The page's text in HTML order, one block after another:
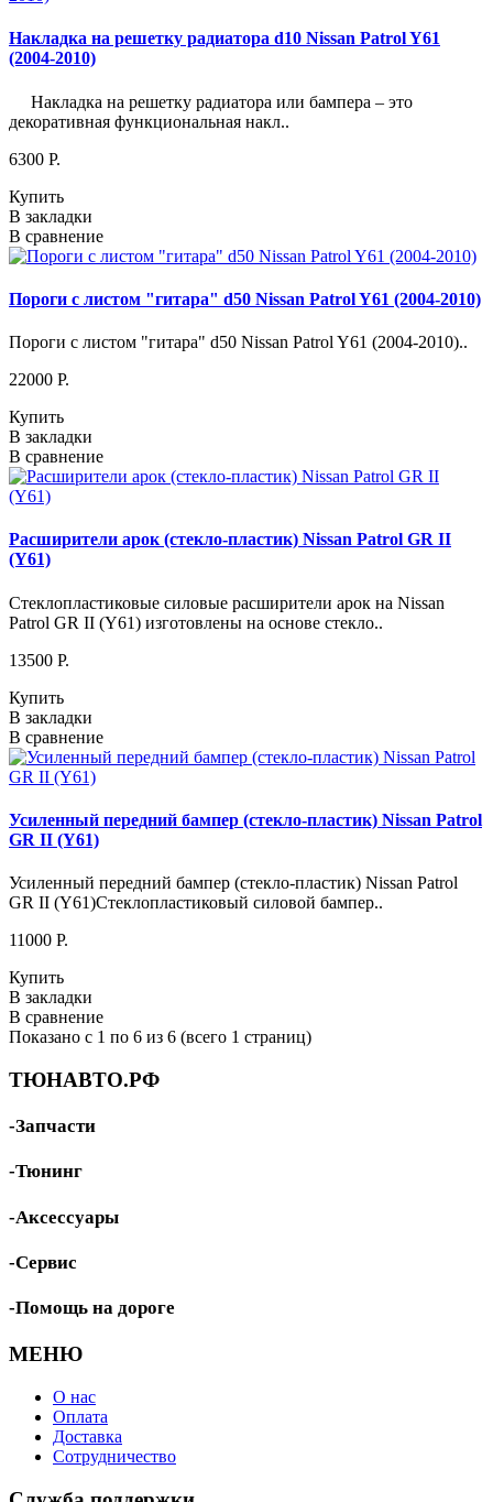
Накладка на решетку радиатора d10 Nissan Patrol Y61
(2004-2010)
Накладка на решетку радиатора или бампера – это
декоративная функциональная накл..
6300 P.
Купить
В закладки
В сравнение
Пороги с листом "гитара" d50 Nissan Patrol Y61 (2004-2010)
Пороги с листом "гитара" d50 Nissan Patrol Y61 (2004-2010)..
22000 P.
Купить
В закладки
В сравнение
Расширители арок (стекло-пластик) Nissan Patrol GR II
(Y61)
Стеклопластиковые силовые расширители арок на Nissan
Patrol GR II (Y61) изготовлены на основе стекло..
13500 P.
Купить
В закладки
В сравнение
Усиленный передний бампер (стекло-пластик) Nissan Patrol
GR II (Y61)
Усиленный передний бампер (стекло-пластик) Nissan Patrol
GR II (Y61)Стеклопластиковый силовой бампер..
11000 P.
Купить
В закладки
В сравнение
Показано с 1 по 6 из 6 (всего 1 страниц)
ТЮНАВТО.РФ
-Запчасти
-Тюнинг
-Аксессуары
-Сервис
-Помощь на дороге
МЕНЮ
О нас
Оплата
Доставка
Сотрудничество